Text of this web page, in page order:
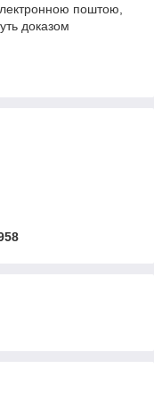
поштою,
доказом